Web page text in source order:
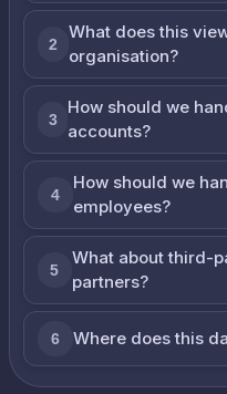
2
What does this
organisation?
3
How should we
accounts?
4
How should we
employees?
5
What about third-
partners?
6 Where does this